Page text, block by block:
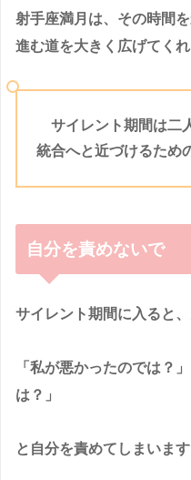
射手座満月は、その時間
進む道を大きく広げてくれ
サイレント期間は二
統合へと近づけるため
自分を責めないで
サイレント期間に入ると
「私が悪かったのでは？
は？」
と自分を責めてしまいます